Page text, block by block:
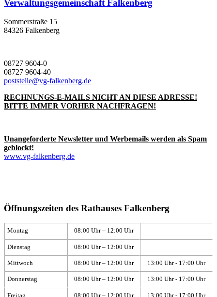
Verwaltungsgemeinschaft Falkenberg
Sommerstraße 15
84326 Falkenberg
08727 9604-0
08727 9604-40
poststelle@vg-falkenberg.de
RECHNUNGS-E-MAILS NICHT AN DIESE ADRESSE!
BITTE IMMER VORHER NACHFRAGEN!
Unangeforderte Newsletter und Werbemails werden als Spam
geblockt!
www.vg-falkenberg.de
Öffnungszeiten des Rathauses Falkenberg
Montag 08:00 Uhr – 12:00 Uhr
Dienstag 08:00 Uhr – 12:00 Uhr
Mittwoch 08:00 Uhr – 12:00 Uhr 13:00 Uhr - 17:00 Uhr
Donnerstag 08:00 Uhr – 12:00 Uhr 13:00 Uhr - 17:00 Uhr